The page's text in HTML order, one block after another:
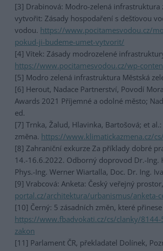
[3] Drabinová: Modro-zelená
vytvořit: Zásady hospodaření s dešťovou
vodou. https://www.pocitamesvodou.cz/
pokud-ji-budeme-umet-vytvorit/
[4] Vítek: Zásady modrozelené
https://www.pocitamesvodou.cz/wp-
[5] Modro zelená infrastruktura Městská
[6] Herout, Nadace Partnerství, Povodí
Awards 2021 Příjemné a odolné město;
ed.
[7] Trnka, Žalud, Hlavinka, Bartošová; et
změna. https://www.klimatickazmena.cz/
[8] Zahraniční exkurze Za příklady dobré
14.-16.6.2022. Odborný doprovod Dr.-Ing.
Phys.-Ing. Werner Wiartalla, Doc. Dr. Ing.
[9] Vrabcová: Anketa: Český veřejný
portal.cz/architektura/urbanismus/anketa-
[10] Černý: 5 zásadních změn, které
https://www.fbadvokati.cz/cs/clanky/8144-
zakon
[11] Parlament ČR, překladatel Dolínek,